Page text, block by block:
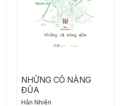
NHỮNG CÔ NÀNG
ĐŨA
Hân Nhiên